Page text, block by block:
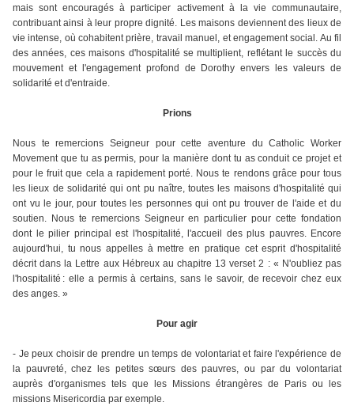
mais sont encouragés à participer activement à la vie communautaire,
contribuant ainsi à leur propre dignité. Les maisons deviennent des lieux de
vie intense, où cohabitent prière, travail manuel, et engagement social. Au fil
des années, ces maisons d'hospitalité se multiplient, reflétant le succès du
mouvement et l'engagement profond de Dorothy envers les valeurs de
solidarité et d'entraide.
Prions
Nous te remercions Seigneur pour cette aventure du Catholic Worker
Movement que tu as permis, pour la manière dont tu as conduit ce projet et
pour le fruit que cela a rapidement porté. Nous te rendons grâce pour tous
les lieux de solidarité qui ont pu naître, toutes les maisons d'hospitalité qui
ont vu le jour, pour toutes les personnes qui ont pu trouver de l'aide et du
soutien. Nous te remercions Seigneur en particulier pour cette fondation
dont le pilier principal est l'hospitalité, l'accueil des plus pauvres. Encore
aujourd'hui, tu nous appelles à mettre en pratique cet esprit d'hospitalité
décrit dans la Lettre aux Hébreux au chapitre 13 verset 2 : « N'oubliez pas
l'hospitalité : elle a permis à certains, sans le savoir, de recevoir chez eux
des anges. »
Pour agir
- Je peux choisir de prendre un temps de volontariat et faire l'expérience de
la pauvreté, chez les petites sœurs des pauvres, ou par du volontariat
auprès d'organismes tels que les Missions étrangères de Paris ou les
missions Misericordia par exemple.